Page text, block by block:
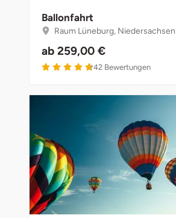
Ballonfahrt
Raum Lüneburg, Niedersachsen
ab 259,00 €
4.7 von 5
42 Bewertungen
sächsische Schweiz